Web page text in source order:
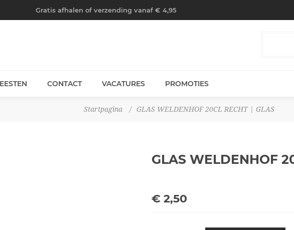
Gratis afhalen of verzending vanaf € 4,95
CONTACT VACATURES PROMOTIES
Startpagina / GLAS WELDENHOF 20CL RECHT | GLAS
GLAS WELDENHOF
€ 2,50